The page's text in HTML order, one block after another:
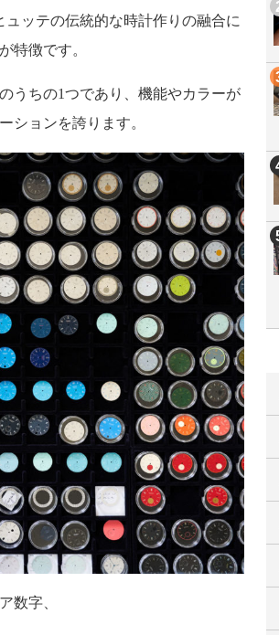
ッテの伝統的な時計作りの融合に
特徴です。
うちの1つであり、機能やカラーが
ションを誇ります。
数字、